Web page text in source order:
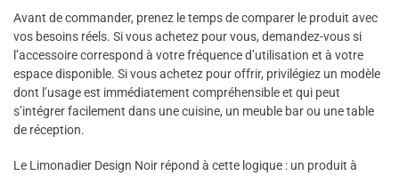
Avant de commander, prenez le temps de comparer le produit avec
vos besoins réels. Si vous achetez pour vous, demandez-vous si
l’accessoire correspond à votre fréquence d’utilisation et à votre
espace disponible. Si vous achetez pour offrir, privilégiez un modèle
dont l’usage est immédiatement compréhensible et qui peut
s’intégrer facilement dans une cuisine, un meuble bar ou une table
de réception.
Le Limonadier Design Noir répond à cette logique : un produit à